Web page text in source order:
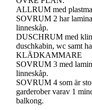
ALLRUM med
SOVRUM 2 har
linneskåp.
DUSCHRUM med
duschkabin, wc samt
KLÄDKAMMARE
SOVRUM 3 med
linneskåp.
SOVRUM 4 som är
garderober varav 1
balkong.